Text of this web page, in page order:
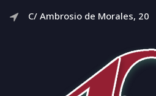
C/ Ambrosio de Morales, 20